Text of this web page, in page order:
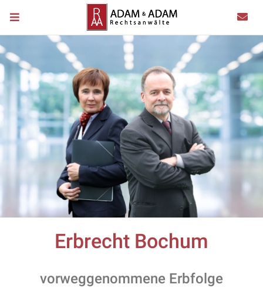
Erbrecht Bochum
vorweggenommene Erbfolge